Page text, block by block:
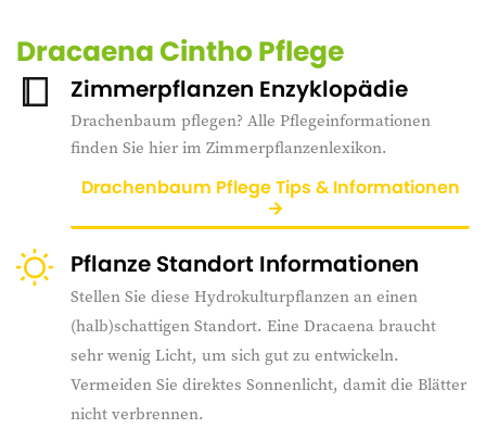
Dracaena Cintho Pflege
Zimmerpflanzen Enzyklopädie
Drachenbaum pflegen? Alle Pflegeinformationen
finden Sie hier im Zimmerpflanzenlexikon.
Drachenbaum Pflege Tips & Informationen
Pflanze Standort Informationen
Stellen Sie diese Hydrokulturpflanzen an einen
(halb)schattigen Standort. Eine Dracaena braucht
sehr wenig Licht, um sich gut zu entwickeln.
Vermeiden Sie direktes Sonnenlicht, damit die Blätter
nicht verbrennen.